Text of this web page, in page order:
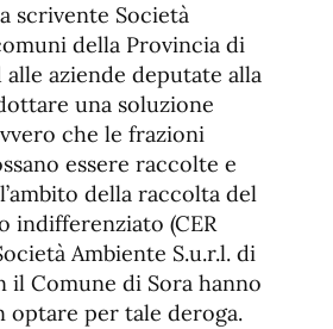
scrivente Società
della Provincia di
alle aziende deputate alla
una soluzione
che le frazioni
essere raccolte e
della raccolta del
indifferenziato (CER
Ambiente S.u.r.l. di
il Comune di Sora hanno
optare per tale deroga.